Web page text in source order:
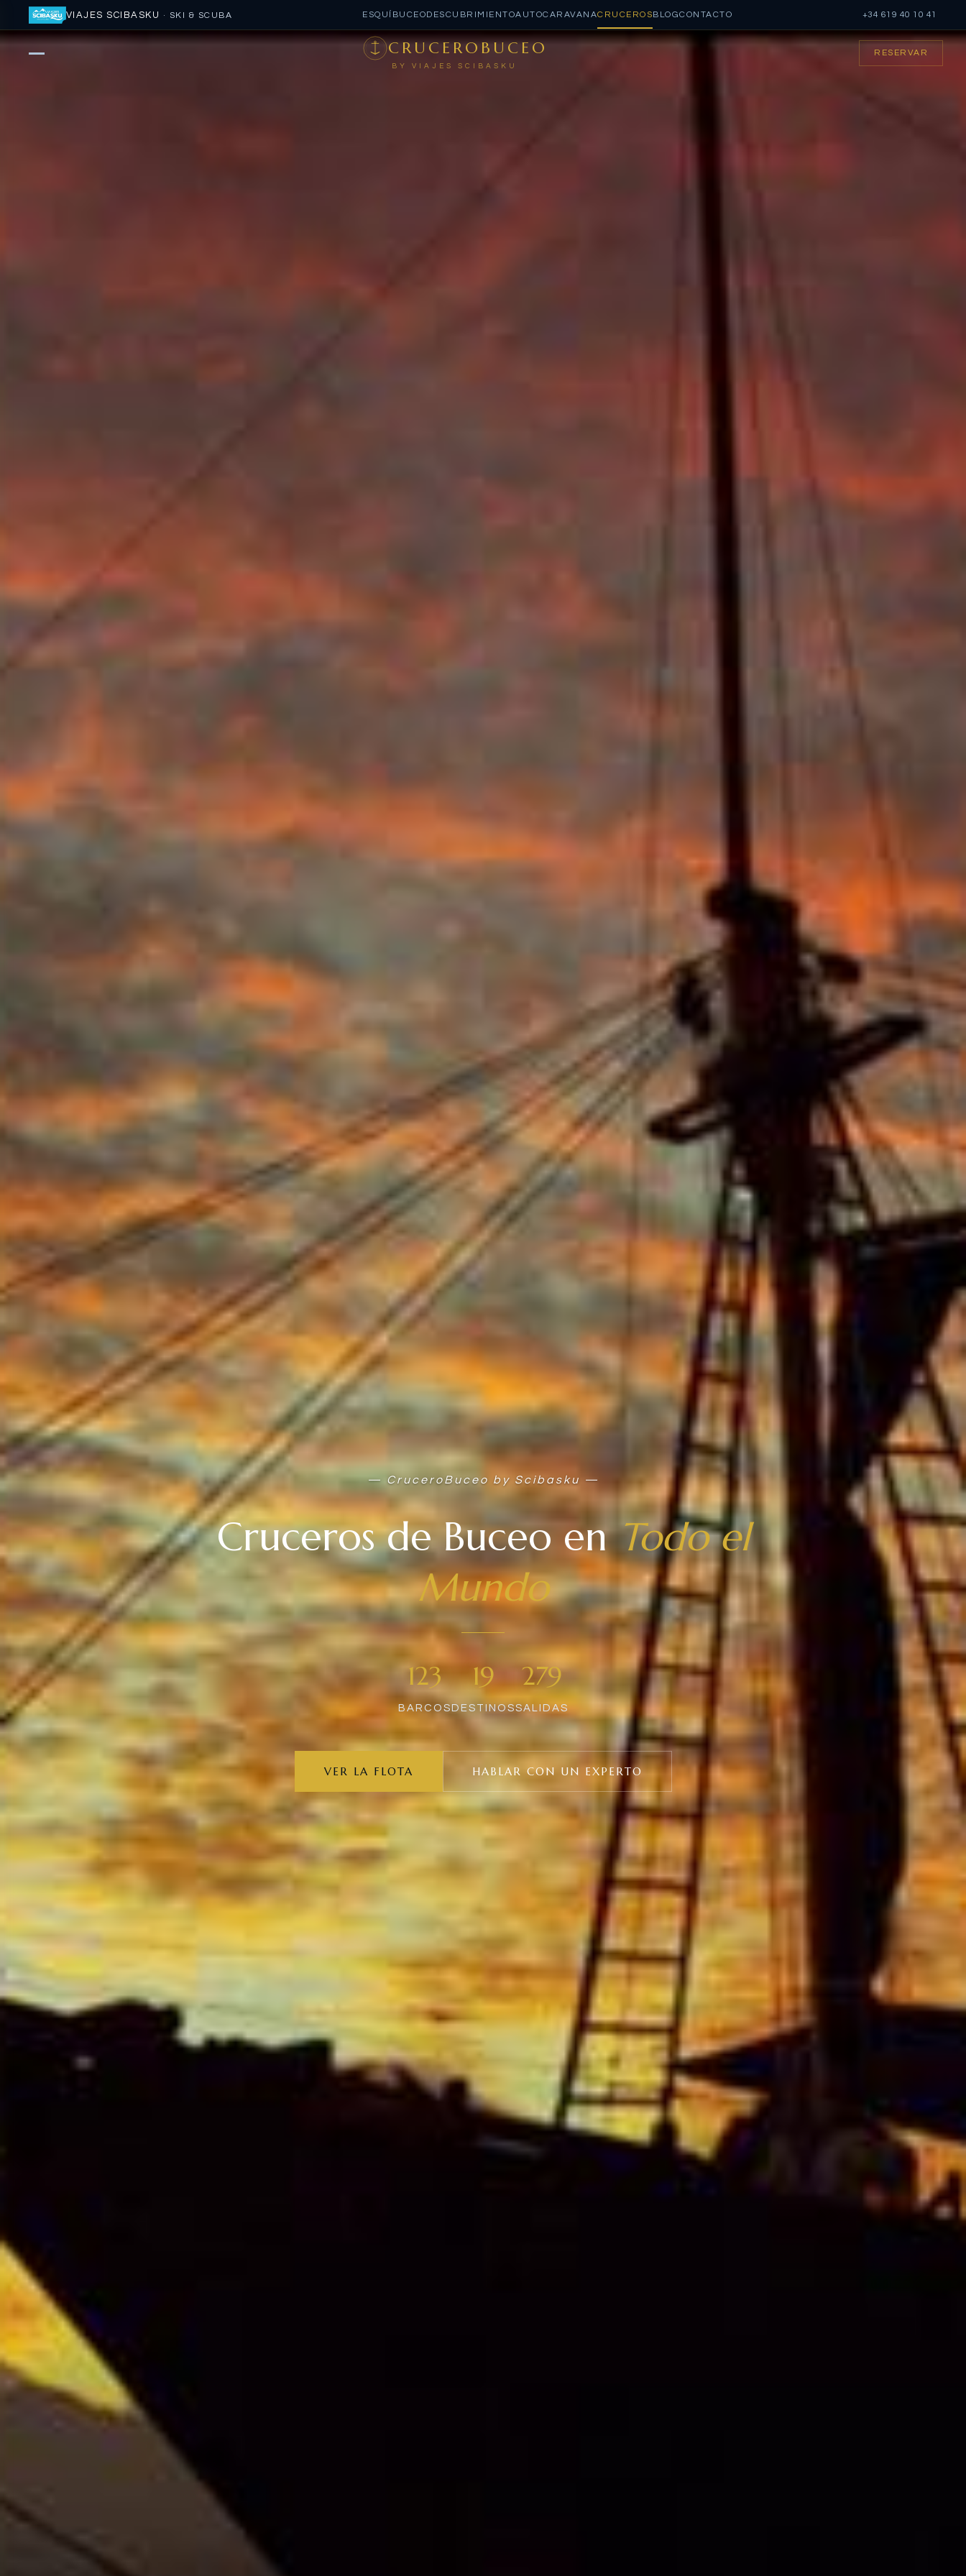
VIAJES SCIBASKU · SKI & SCUBA ESQUÍ BUCEODESCUBRIMIENTOAUTOCARAVANACRUCEROSBLOGCONTACTO +34 619 40 10 41
CRUCEROBUCEO
BY VIAJES SCIBASKU
RESERVAR
— CruceroBuceo by Scibasku —
Cruceros de Buceo enTodo el
Mundo
123
BARCOS
19
DESTINOS
279
SALIDAS
VER LA FLOTA HABLAR CON UN EXPERTO